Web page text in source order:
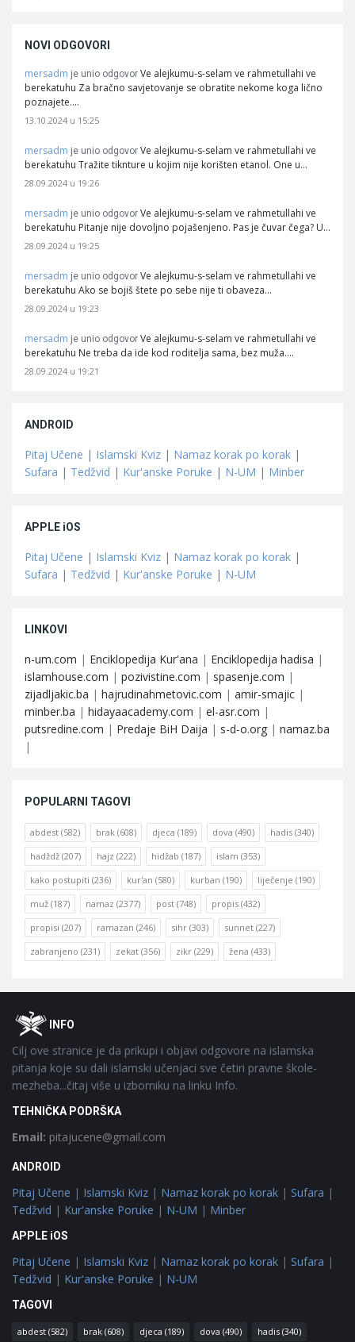
NOVI ODGOVORI
mersadm je unio odgovor Ve alejkumu-s-selam ve rahmetullahi ve
berekatuhu Za bračno savjetovanje se obratite nekome koga lično
poznajete.…
13.10.2024 u 15:25
mersadm je unio odgovor Ve alejkumu-s-selam ve rahmetullahi ve
berekatuhu Tražite tiknture u kojim nije korišten etanol. One u…
28.09.2024 u 19:26
mersadm je unio odgovor Ve alejkumu-s-selam ve rahmetullahi ve
berekatuhu Pitanje nije dovoljno pojašenjeno. Pas je čuvar čega? U…
28.09.2024 u 19:25
mersadm je unio odgovor Ve alejkumu-s-selam ve rahmetullahi ve
berekatuhu Ako se bojiš štete po sebe nije ti obaveza…
28.09.2024 u 19:23
mersadm je unio odgovor Ve alejkumu-s-selam ve rahmetullahi ve
berekatuhu Ne treba da ide kod roditelja sama, bez muža.…
28.09.2024 u 19:21
ANDROID
Pitaj Učene | Islamski Kviz | Namaz korak po korak |
Sufara | Tedžvid | Kur'anske Poruke | N-UM | Minber
APPLE iOS
Pitaj Učene | Islamski Kviz | Namaz korak po korak |
Sufara | Tedžvid | Kur'anske Poruke | N-UM
LINKOVI
n-um.com | Enciklopedija Kur'ana | Enciklopedija hadisa |
islamhouse.com | pozivistine.com | spasenje.com |
zijadljakic.ba | hajrudinahmetovic.com | amir-smajic |
minber.ba | hidayaacademy.com | el-asr.com |
putsredine.com | Predaje BiH Daija | s-d-o.org | namaz.ba
|
POPULARNI TAGOVI
abdest (582) brak (608) djeca (189) dova (490) hadis (340)
hadždž (207) hajz (222) hidžab (187) islam (353)
kako postupiti (236) kur'an (580) kurban (190) liječenje (190)
muž (187) namaz (2377) post (748) propis (432)
propisi (207) ramazan (246) sihr (303) sunnet (227)
zabranjeno (231) zekat (356) zikr (229) žena (433)
FooterOINFO
Cilj ove stranice je da prikupi i objavi odgovore na islamska
pitanja koje su dali islamski učenjaci sve četiri pravne škole-
mezheba...čitaj više u izborniku na linku Info.
TEHNIČKA PODRŠKA
Email: pitajucene@gmail.com
ANDROID
Pitaj Učene | Islamski Kviz | Namaz korak po korak | Sufara |
Tedžvid | Kur'anske Poruke | N-UM | Minber
APPLE iOS
Pitaj Učene | Islamski Kviz | Namaz korak po korak | Sufara |
Tedžvid | Kur'anske Poruke | N-UM
TAGOVI
abdest (582) brak (608) djeca (189) dova (490) hadis (340)